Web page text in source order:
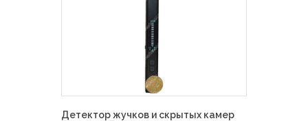
Детектор жучков и скрытых камер